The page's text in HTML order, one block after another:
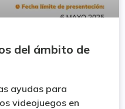
del ámbito de
ayudas para
videojuegos en